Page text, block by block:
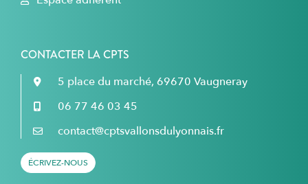
CONTACTER LA CPTS
5 place du marché, 69670 Vaugneray
06 77 46 03 45
contact@cptsvallonsdulyonnais.fr
ÉCRIVEZ-NOUS